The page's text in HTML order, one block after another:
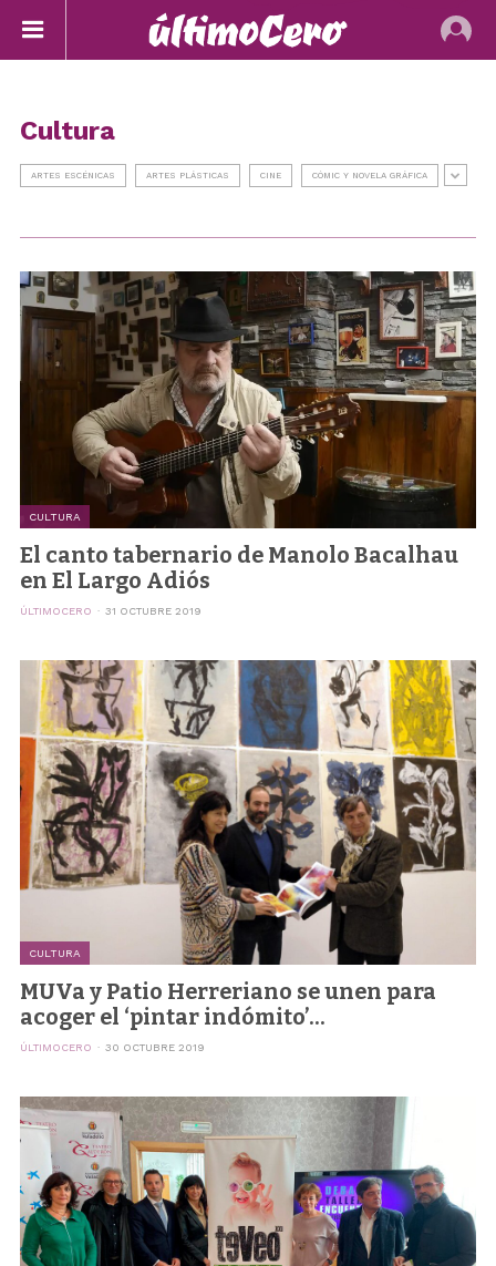
Cultura
ARTES ESCÉNICAS ARTES PLÁSTICAS CINE CÓMIC Y NOVELA GRÁFICA
CULTURA
El canto tabernario de Manolo Bacalhau
en El Largo Adiós
ÚLTIMOCERO 31 OCTUBRE 2019
CULTURA
MUVa y Patio Herreriano se unen para
acoger el ‘pintar indómito’...
ÚLTIMOCERO 30 OCTUBRE 2019